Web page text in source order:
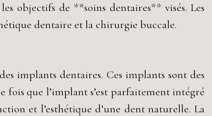
objectifs de **soins dentaires** visés. Les
dentaire et la chirurgie buccale.
implants dentaires. Ces implants sont des
que l’implant s’est parfaitement intégré
et l’esthétique d’une dent naturelle. La